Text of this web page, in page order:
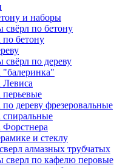
и наборы
свёрл по бетону
по бетону
свёрл по дереву
"балеринка"
Левиса
перьевые
дереву фрезеровальные
спиральные
Форстнера
и стеклу
алмазных трубчатых
сверл по кафелю перовые